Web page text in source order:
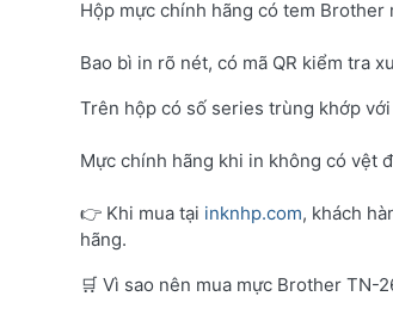
Hộp mực chính hãng có tem Brother
Bao bì in rõ nét, có mã QR kiểm tra
Trên hộp có số series trùng khớp
Mực chính hãng khi in không có vệt
👉 Khi mua tại inknhp.com, khách
hãng.
🛒 Vì sao nên mua mực Brother TN-